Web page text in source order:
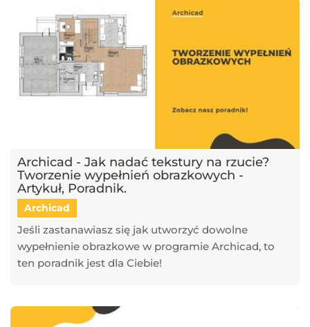
Archicad - Jak nadać tekstury na rzucie?
Tworzenie wypełnień obrazkowych -
Artykuł, Poradnik.
Archicad
Jeśli zastanawiasz się jak utworzyć dowolne
wypełnienie obrazkowe w programie Archicad, to
ten poradnik jest dla Ciebie!